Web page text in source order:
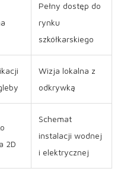
Pełny dostęp do
rynku
szkółkarskiego
Wizja lokalna z
odkrywką
2D
Schemat
instalacji wodnej
i elektrycznej